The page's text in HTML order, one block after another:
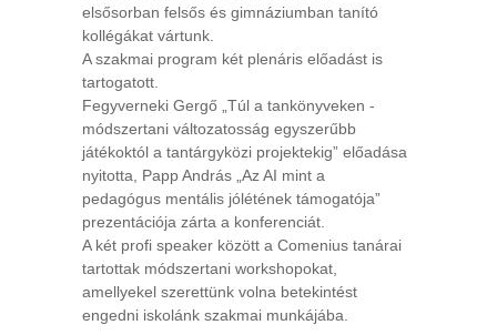
elsősorban felsős és gimnáziumban tanító
kollégákat vártunk.
A szakmai program két plenáris előadást is
tartogatott.
Fegyverneki Gergő „Túl a tankönyveken -
módszertani változatosság egyszerűbb
játékoktól a tantárgyközi projektekig” előadása
nyitotta, Papp András „Az AI mint a
pedagógus mentális jólétének támogatója”
prezentációja zárta a konferenciát.
A két profi speaker között a Comenius tanárai
tartottak módszertani workshopokat,
amellyekel szerettünk volna betekintést
engedni iskolánk szakmai munkájába.